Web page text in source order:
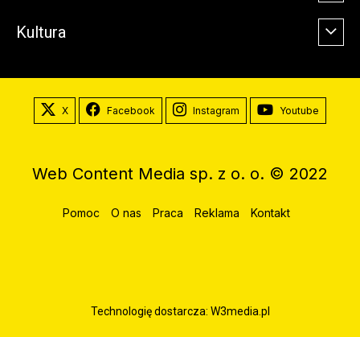
Kultura
X Facebook Instagram Youtube
Web Content Media sp. z o. o. © 2022
Pomoc O nas Praca Reklama Kontakt
Technologię dostarcza: W3media.pl